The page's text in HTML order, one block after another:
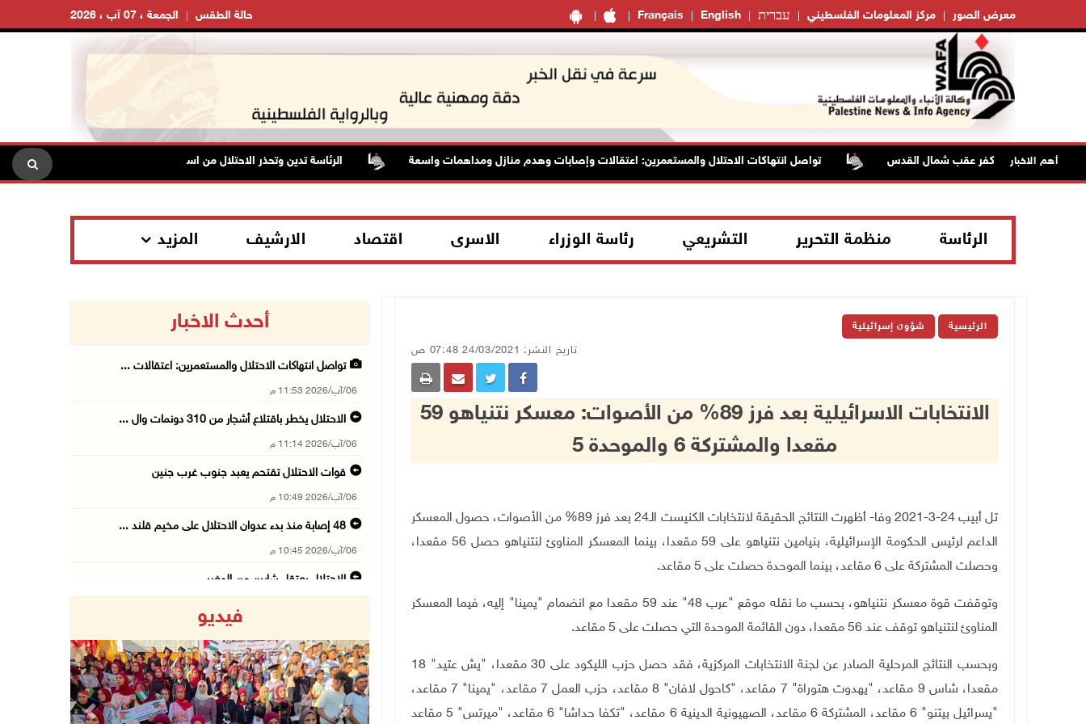
Français English עברית مركز المعلومات الفلسطيني معرض الصور الجمعة ، 07 آب ، 2026 حالة الطقس
أهم الاخبار تواصل انتهاكات الاحتلال والمستعمرين: اعتقالات وإصابات وهدم منازل ومداهمات واسعة الرئاسة تدين وتحذر الاحتلال من استمرار حربه الشاملة على الشعب
الرئاسة منظمة التحرير التشريعي رئاسة الوزراء الاسرى اقتصاد الارشيف المزيد
الرئيسية شؤون إسرائيلية
تاريخ النشر: 24/03/2021 07:48 ص
الانتخابات الاسرائيلية بعد فرز 89% من الأصوات: معسكر نتنياهو 59
مقعدا والمشتركة 6 والموحدة 5
تل أبيب 24-3-2021 وفا- أظهرت النتائج الحقيقة لانتخابات الكنيست الـ24 بعد فرز 89% من الأصوات، حصول المعسكر
الداعم لرئيس الحكومة الإسرائيلية، بنيامين نتنياهو على 59 مقعدا، بينما المعسكر المناوئ لنتنياهو حصل 56 مقعدا،
وحصلت المشتركة على 6 مقاعد، بينما الموحدة حصلت على 5 مقاعد
.
وتوقفت قوة معسكر نتنياهو، بحسب ما نقله موقع "عرب 48" عند 59 مقعدا مع انضمام "يمينا" إليه، فيما المعسكر
المناوئ لنتنياهو توقف عند 56 مقعدا، دون القائمة الموحدة التي حصلت على 5 مقاعد
.
وبحسب النتائج المرحلية الصادر عن لجنة الانتخابات المركزية، فقد حصل حزب الليكود على 30 مقعدا، "يش عتيد" 18
مقعدا، شاس 9 مقاعد، "يهدوت هتوراة" 7 مقاعد، "كاحول لافان" 8 مقاعد، حزب العمل 7 مقاعد، "يمينا" 7 مقاعد،
"يسرائيل بيتنو" 6 مقاعد، المشتركة 6 مقاعد، الصهيونية الدينية 6 مقاعد، "تكفا حداشا" 6 مقاعد، "ميرتس" 5 مقاعد
أحدث الاخبار
تواصل انتهاكات الاحتلال والمستعمرين: اعتقالات ...
06/آب/2026 11:53 م
الاحتلال يخطر باقتلاع أشجار من 310 دونمات وال ...
06/آب/2026 11:14 م
قوات الاحتلال تقتحم يعبد جنوب غرب جنين
06/آب/2026 10:49 م
48 إصابة منذ بدء عدوان الاحتلال على مخيم قلند ...
06/آب/2026 10:45 م
الاحتلال يعتقل شابين من المغير
06/آب/2026 10:01 م
رئيس بلدية الخليل يطلع وفدا أميركيا على تطورا ...
06/آب/2026 09:59 م
فيديو
Previous Next